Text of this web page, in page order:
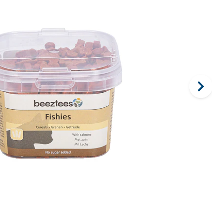
Snacks
Bekijk alles
Op reis en onderweg
Puppy benodigdheden
Bekijk alles